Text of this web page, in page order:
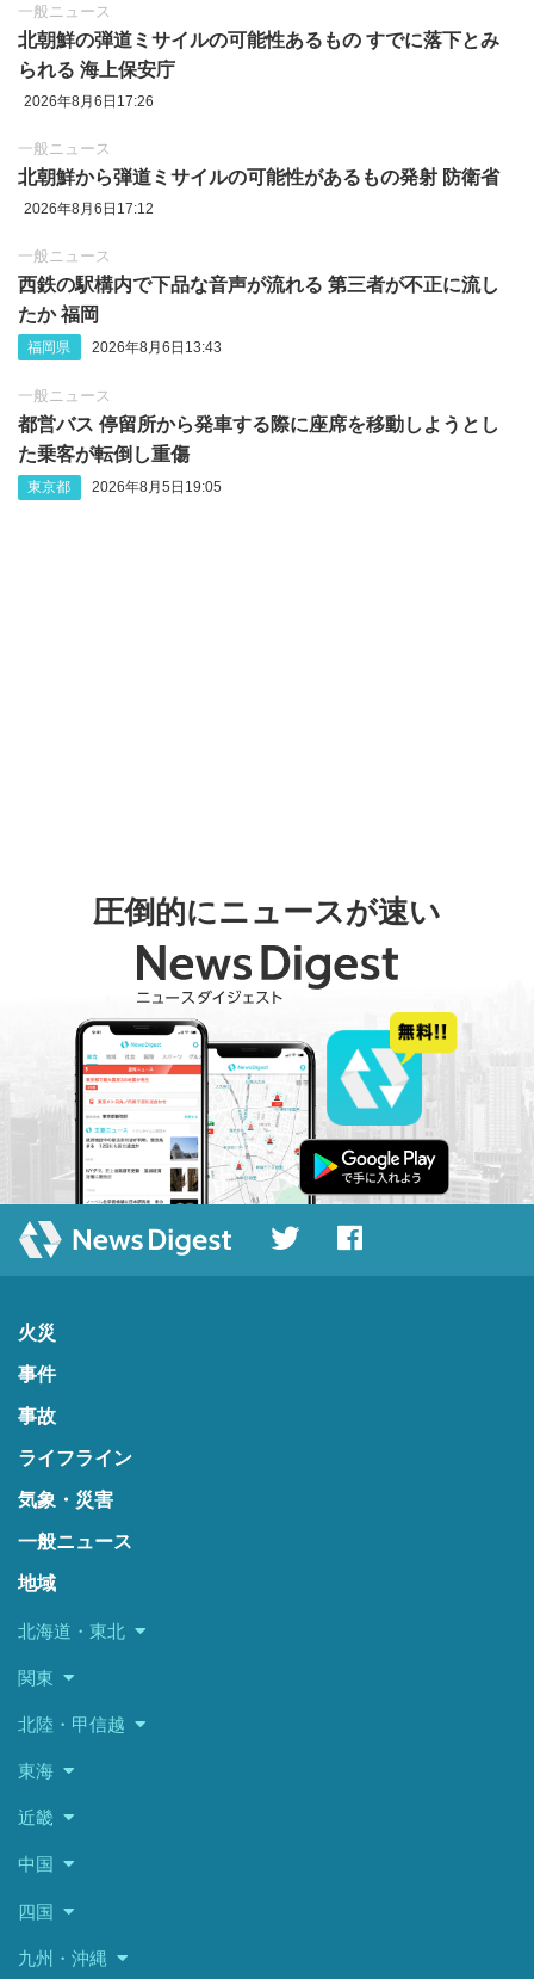
一般ニュース
北朝鮮の弾道ミサイルの可能性あるもの すでに落下とみ
られる 海上保安庁
2026年8月6日17:26
一般ニュース
北朝鮮から弾道ミサイルの可能性があるもの発射 防衛省
2026年8月6日17:12
一般ニュース
西鉄の駅構内で下品な音声が流れる 第三者が不正に流し
たか 福岡
福岡県 2026年8月6日13:43
一般ニュース
都営バス 停留所から発車する際に座席を移動しようとし
た乗客が転倒し重傷
東京都 2026年8月5日19:05
圧倒的にニュースが速い
火災
事件
事故
ライフライン
気象・災害
一般ニュース
地域
北海道・東北
関東
北陸・甲信越
東海
近畿
中国
四国
九州・沖縄